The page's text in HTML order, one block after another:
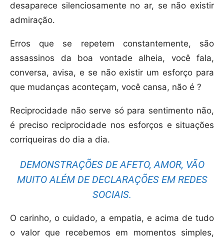
desaparece silenciosamente no ar, se não existir
admiração.
Erros que se repetem constantemente, são
assassinos da boa vontade alheia, você fala,
conversa, avisa, e se não existir um esforço para
que mudanças aconteçam, você cansa, não é ?
Reciprocidade não serve só para sentimento não,
é preciso reciprocidade nos esforços e situações
corriqueiras do dia a dia.
DEMONSTRAÇÕES DE AFETO, AMOR, VÃO
MUITO ALÉM DE DECLARAÇÕES EM REDES
SOCIAIS.
O carinho, o cuidado, a empatia, e acima de tudo
o valor que recebemos em momentos simples,